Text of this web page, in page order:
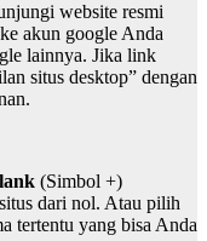
website resmi
akun google Anda
lainnya. Jika link
situs desktop” dengan
(Simbol +)
dari nol. Atau pilih
tertentu yang bisa Anda